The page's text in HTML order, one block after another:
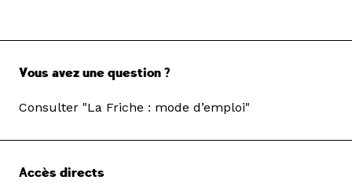
Vous avez une question ?
Consulter "La Friche : mode d’emploi"
Accès directs